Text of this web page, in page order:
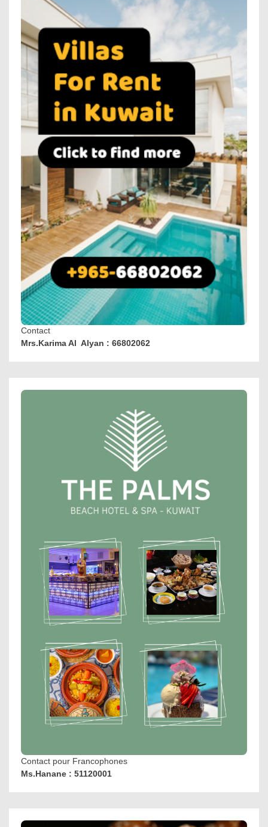
Contact
Mrs.Karima Al Alyan : 66802062
Contact pour Francophones
Ms.Hanane : 51120001